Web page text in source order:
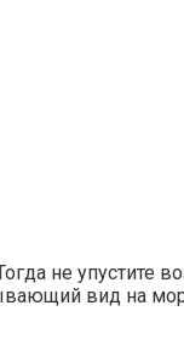
не упустите
вид на